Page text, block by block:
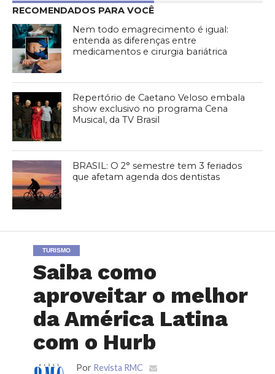
RECOMENDADOS PARA VOCÊ
Nem todo emagrecimento é igual:
entenda as diferenças entre
medicamentos e cirurgia bariátrica
Repertório de Caetano Veloso embala
show exclusivo no programa Cena
Musical, da TV Brasil
BRASIL: O 2° semestre tem 3 feriados
que afetam agenda dos dentistas
TURISMO
Saiba como
aproveitar o melhor
da América Latina
com o Hurb
Por Revista RMC